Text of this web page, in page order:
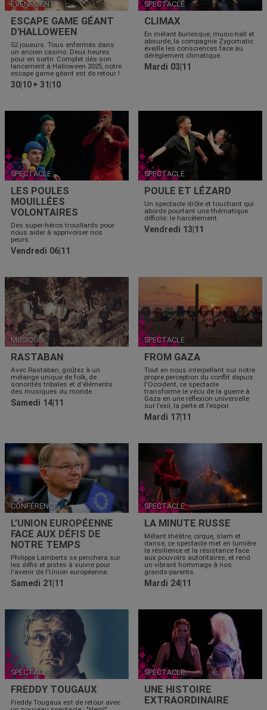
ÉVÉNEMENT
ESCAPE GAME GÉANT
D'HALLOWEEN
52 joueurs. Tous enfermés dans
un ancien casino. Deux heures
pour en sortir. Complet dès son
lancement à Halloween 2025, notre
escape game géant est de retour !
30|10 ▶ 31|10
SPECTACLE
CLIMAX
En mêlant burlesque, music-hall et
absurde, la compagnie Zygomatic
éveille les consciences face au
dérèglement climatique.
Mardi 03|11
SPECTACLE
LES POULES
MOUILLÉES
VOLONTAIRES
Des super-héros trouillards pour
nous aider à apprivoiser nos
peurs.
Vendredi 06|11
SPECTACLE
POULE ET LÉZARD
Un spectacle drôle et touchant qui
aborde pourtant une thématique
difficile: le harcèlement.
Vendredi 13|11
MUSIQUE
RASTABAN
Avec Rastaban, goûtez à un
mélange unique de folk, de
sonorités tribales et d'éléments
des musiques du monde.
Samedi 14|11
SPECTACLE
FROM GAZA
Tout en nous interpellant sur notre
propre perception du conflit depuis
l'Occident, ce spectacle
transforme le vécu de la guerre à
Gaza en une réflexion universelle
sur l’exil, la perte et l’espoir.
Mardi 17|11
CONFÉRENCE
L’UNION EUROPÉENNE
FACE AUX DÉFIS DE
NOTRE TEMPS
Philippe Lamberts se penchera sur
les défis et pistes à suivre pour
l'avenir de l'Union européenne.
Samedi 21|11
SPECTACLE
LA MINUTE RUSSE
Mêlant théâtre, cirque, slam et
danse, ce spectacle met en lumière
la résilience et la résistance face
aux pouvoirs autoritaires, et rend
un vibrant hommage à nos
grands-parents.
Mardi 24|11
SPECTACLE
FREDDY TOUGAUX
Freddy Tougaux est de retour avec
SPECTACLE
UNE HISTOIRE
EXTRAORDINAIRE